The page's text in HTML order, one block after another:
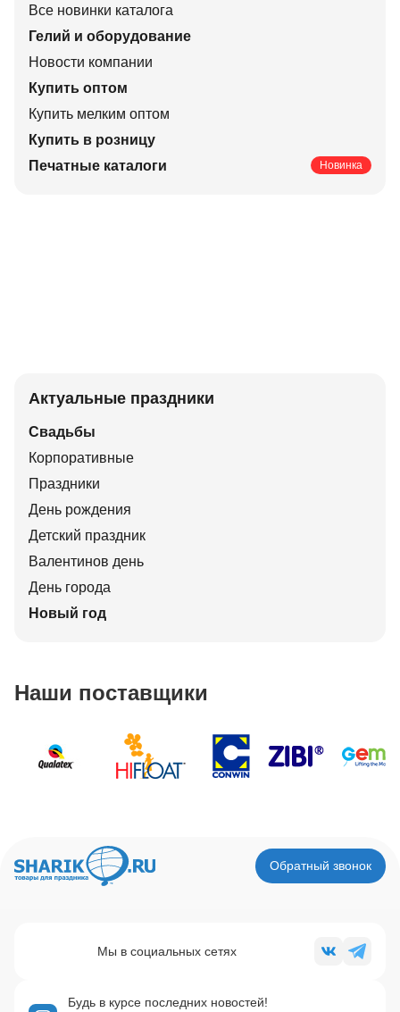
Все новинки каталога
Гелий и оборудование
Новости компании
Купить оптом
Купить мелким оптом
Купить в розницу
Печатные каталоги
Новинка
Актуальные праздники
Свадьбы
Корпоративные
Праздники
День рождения
Детский праздник
Валентинов день
День города
Новый год
Наши поставщики
Обратный звонок
Будь в курсе последних новостей!
Мы в социальных сетях